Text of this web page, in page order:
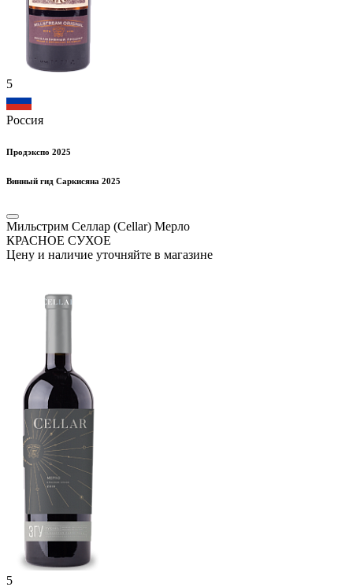
5
Россия
Продэкспо 2025
Винный гид Саркисяна 2025
Мильстрим Селлар (Cellar) Мерло
КРАСНОЕ СУХОЕ
Цену и наличие уточняйте в магазине
5